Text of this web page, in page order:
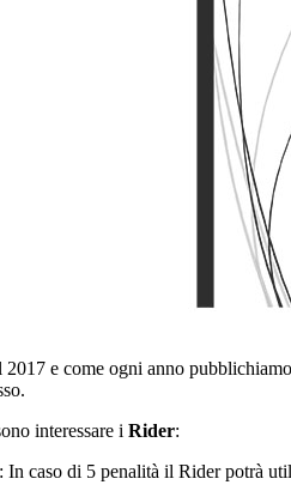
e come ogni anno
interessare i Rider:
caso di 5 penalità il Rider potrà